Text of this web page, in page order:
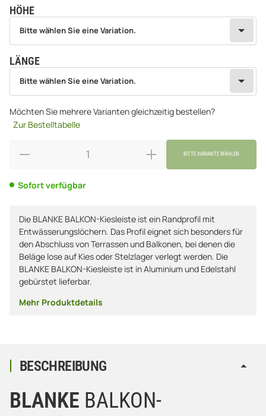
HÖHE
wählen
Bitte wählen Sie eine Variation.
LÄNGE
wählen
Bitte wählen Sie eine Variation.
Möchten Sie mehrere Varianten gleichzeitig bestellen?
Zur Bestelltabelle
BITTE VARIANTE WÄHLEN
Sofort verfügbar
Die BLANKE BALKON-Kiesleiste ist ein Randprofil mit
Entwässerungslöchern. Das Profil eignet sich besonders für
den Abschluss von Terrassen und Balkonen, bei denen die
Beläge lose auf Kies oder Stelzlager verlegt werden. Die
BLANKE BALKON-Kiesleiste ist in Aluminium und Edelstahl
gebürstet lieferbar.
Mehr Produktdetails
BESCHREIBUNG
BLANKE BALKON-